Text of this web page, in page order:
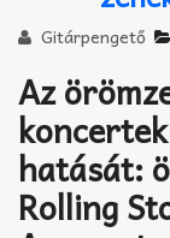
Improvizáció
Gitárpengető
Az
hatását:
Rolling